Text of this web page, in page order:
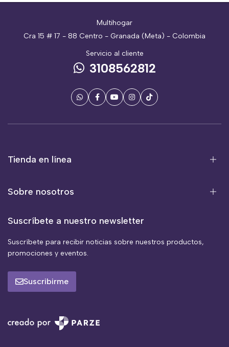
Multihogar
Cra 15 # 17 - 88 Centro - Granada (Meta) - Colombia
Servicio al cliente
3108562812
Tienda en línea
Sobre nosotros
Suscríbete a nuestro newsletter
Suscríbete para recibir noticias sobre nuestros productos,
promociones y eventos.
Suscribirme